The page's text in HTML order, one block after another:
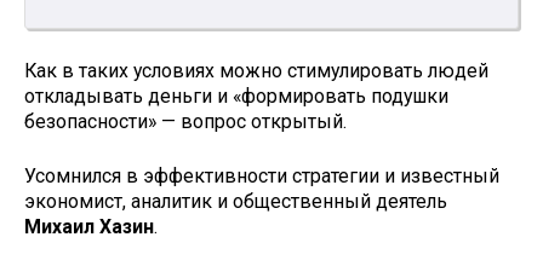
Как в таких условиях можно стимулировать людей
откладывать деньги и «формировать подушки
безопасности» — вопрос открытый.
Усомнился в эффективности стратегии и известный
экономист, аналитик и общественный деятель
Михаил Хазин.